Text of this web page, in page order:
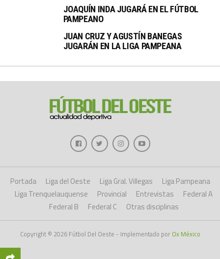
JOAQUÍN INDA JUGARÁ EN EL FÚTBOL
PAMPEANO
JUAN CRUZ Y AGUSTÍN BANEGAS
JUGARÁN EN LA LIGA PAMPEANA
Portada Liga del Oeste Liga Gral. Villegas
Liga Pampeana
Liga Trenquelauquense
Provincial Entrevistas
Federal A
Federal B
Federal C Otras disciplinas
Copyright © 2026 Fútbol Del Oeste - Implementado por Ox México